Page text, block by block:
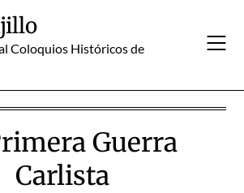
Coloquios Históricos de
Guerra
Carlista